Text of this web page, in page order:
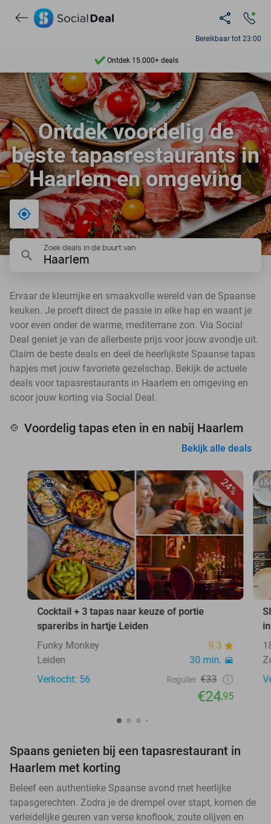
Bereikbaar tot 23:00
Ontdek 15.000+ deals
7 dagen per week beschikbaar
10+ miljoen leden
9,4
Ontdek 15.000+ deals
Ontdek voordelig de
beste tapasrestaurants in
Haarlem en omgeving
Bij mij in de buurt
Zoek deals in de buurt van
Haarlem
Ervaar de kleurrijke en smaakvolle wereld van de Spaanse
keuken. Je proeft direct de passie in elke hap en waant je
voor even onder de warme, mediterrane zon. Via Social
Deal geniet je van de allerbeste prijs voor jouw avondje uit.
Claim de beste deals en deel de heerlijkste Spaanse tapas
hapjes met jouw favoriete gezelschap. Bekijk de actuele
deals voor tapasrestaurants in Haarlem en omgeving en
scoor jouw korting via Social Deal.
🍲 Voordelig tapas eten in en nabij Haarlem
Bekijk alle deals
24%
Cocktail + 3 tapas naar keuze of portie
spareribs in hartje Leiden
Funky Monkey
9.3
Leiden
30 min.
Verkocht: 56
Regulier €33
€24,95
Spaans genieten bij een tapasrestaurant in
Haarlem met korting
Beleef een authentieke Spaanse avond met heerlijke
tapasgerechten. Zodra je de drempel over stapt, komen de
verleidelijke geuren van verse knoflook, zoute olijven en